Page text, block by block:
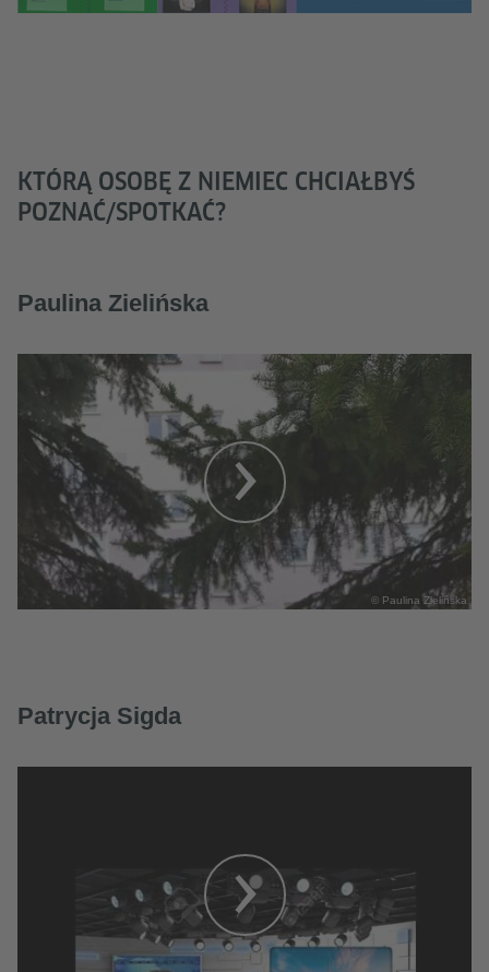
KTÓRĄ OSOBĘ Z NIEMIEC CHCIAŁBYŚ
POZNAĆ/SPOTKAĆ?
Paulina Zielińska
© Paulina Zielińska
Patrycja Sigda